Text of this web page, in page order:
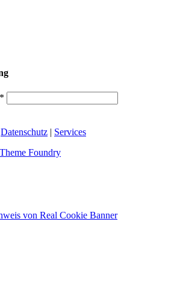
*
Datenschutz | Services
Foundry
von Real Cookie Banner